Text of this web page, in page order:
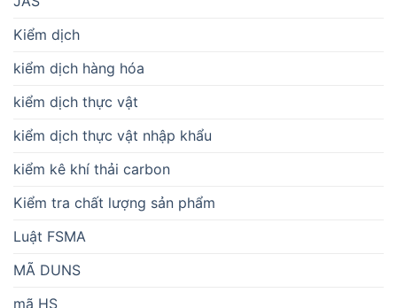
Kiểm dịch
kiểm dịch hàng hóa
kiểm dịch thực vật
kiểm dịch thực vật nhập khẩu
kiểm kê khí thải carbon
Kiểm tra chất lượng sản phẩm
Luật FSMA
MÃ DUNS
mã HS